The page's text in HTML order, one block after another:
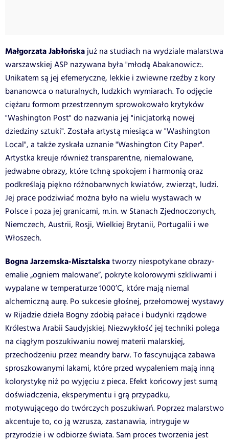
Małgorzata Jabłońskajuż na studiach na wydziale malarstwa
warszawskiej ASP nazywana była "młodą Abakanowicz:.
Unikatem są jej efemeryczne, lekkie i zwiewne rzeźby z kory
bananowca o naturalnych, ludzkich wymiarach. To odjęcie
ciężaru formom przestrzennym sprowokowało krytyków
"Washington Post" do nazwania jej "inicjatorką nowej
dziedziny sztuki". Została artystą miesiąca w "Washington
Local", a także zyskała uznanie "Washington City Paper".
Artystka kreuje również transparentne, niemalowane,
jedwabne obrazy, które tchną spokojem i harmonią oraz
podkreślają piękno różnobarwnych kwiatów, zwierząt, ludzi.
Jej prace podziwiać można było na wielu wystawach w
Polsce i poza jej granicami, m.in. w Stanach Zjednoczonych,
Niemczech, Austrii, Rosji, Wielkiej Brytanii, Portugalii i we
Włoszech.
Bogna Jarzemska-Misztalskatworzy niespotykane obrazy-
emalie „ogniem malowane”, pokryte kolorowymi szkliwami i
wypalane w temperaturze 1000’C, które mają niemal
alchemiczną aurę. Po sukcesie głośnej, przełomowej wystawy
w Rijadzie dzieła Bogny zdobią pałace i budynki rządowe
Królestwa Arabii Saudyjskiej. Niezwykłość jej techniki polega
na ciągłym poszukiwaniu nowej materii malarskiej,
przechodzeniu przez meandry barw. To fascynująca zabawa
sproszkowanymi lakami, które przed wypaleniem mają inną
kolorystykę niż po wyjęciu z pieca. Efekt końcowy jest sumą
doświadczenia, eksperymentu i grą przypadku,
motywującego do twórczych poszukiwań. Poprzez malarstwo
akcentuje to, co ją wzrusza, zastanawia, intryguje w
przyrodzie i w odbiorze świata. Sam proces tworzenia jest